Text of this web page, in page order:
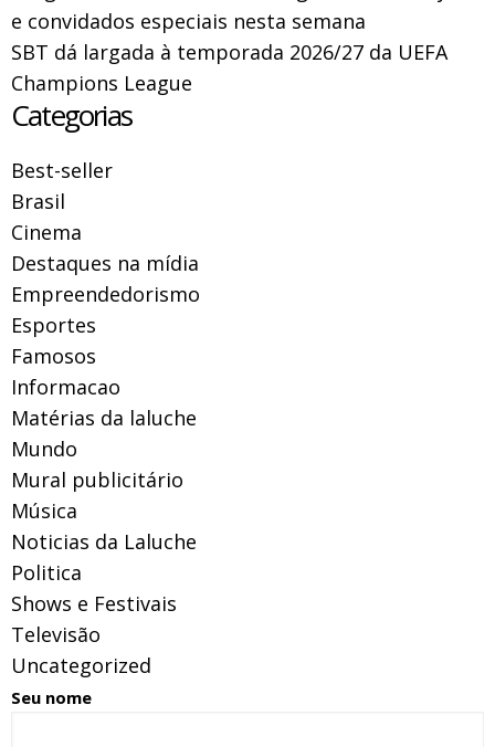
e convidados especiais nesta semana
SBT dá largada à temporada 2026/27 da UEFA
Champions League
Categorias
Best-seller
Brasil
Cinema
Destaques na mídia
Empreendedorismo
Esportes
Famosos
Informacao
Matérias da laluche
Mundo
Mural publicitário
Música
Noticias da Laluche
Politica
Shows e Festivais
Televisão
Uncategorized
Seu nome